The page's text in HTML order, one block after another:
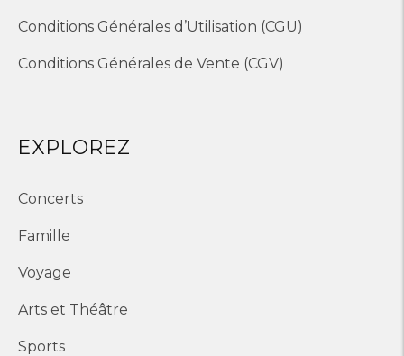
Conditions Générales d’Utilisation (CGU)
Conditions Générales de Vente (CGV)
EXPLOREZ
Concerts
Famille
Voyage
Arts et Théâtre
Sports